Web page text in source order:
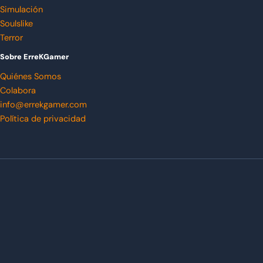
Simulación
Soulslike
Terror
Sobre ErreKGamer
Quiénes Somos
Colabora
info@errekgamer.com
Política de privacidad